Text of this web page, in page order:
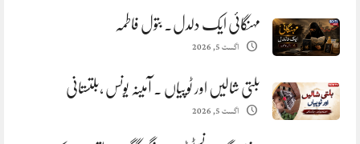
مہنگائی ایک دلدل. بتول فاطمہ
اگست 5, 2026
بلتی شالیں اور ٹوپیاں . آمینہ یونس ،بلتستانی
اگست 5, 2026